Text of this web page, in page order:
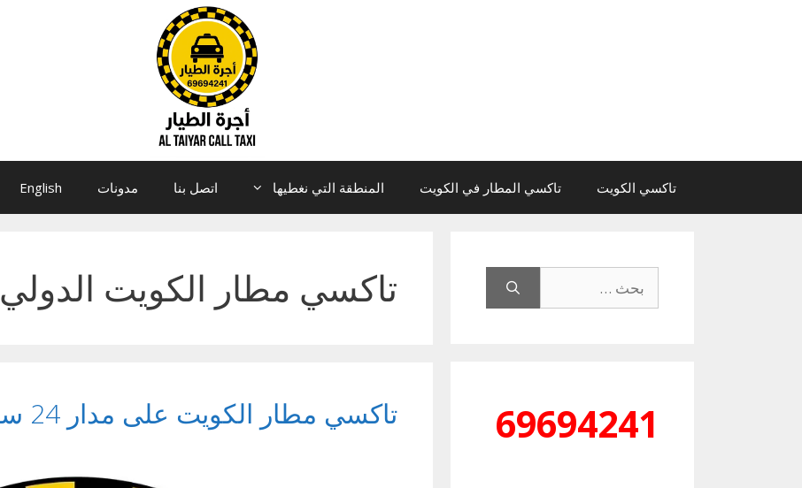
تاكسي الكويت تاكسي المطار في الكويت المنطقة التي نغطيها اتصل بنا مدونات English
تاكسي مطار الكويت الدولي
تاكسي مطار الكويت على مدار 24 ساعة
عن:
69694241